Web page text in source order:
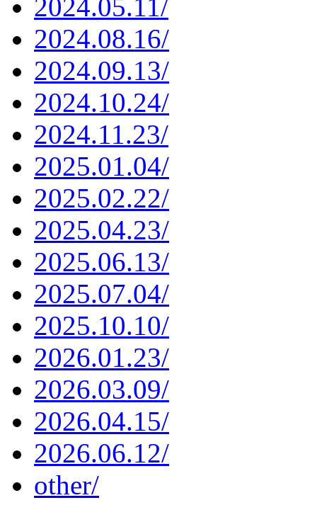
2024.05.11/
2024.08.16/
2024.09.13/
2024.10.24/
2024.11.23/
2025.01.04/
2025.02.22/
2025.04.23/
2025.06.13/
2025.07.04/
2025.10.10/
2026.01.23/
2026.03.09/
2026.04.15/
2026.06.12/
other/